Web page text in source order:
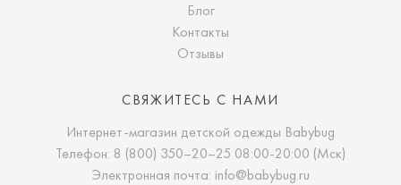
Блог
Контакты
Отзывы
СВЯЖИТЕСЬ С НАМИ
Интернет-магазин детской одежды Babybug
Телефон: 8 (800) 350–20–25 08:00-20:00 (Мск)
Электронная почта: info@babybug.ru